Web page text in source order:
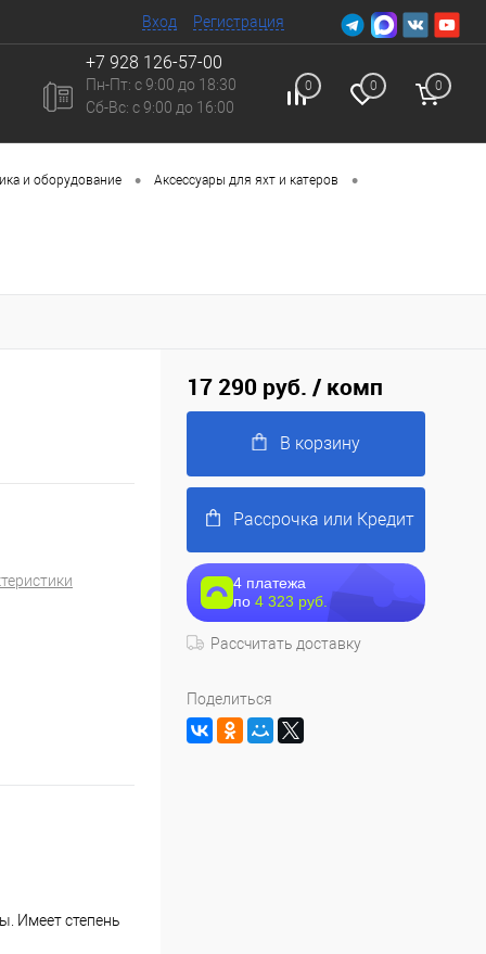
Вход Регистрация
+7 928 126-57-00
Пн-Пт: с 9:00 до 18:30
Сб-Вc: с 9:00 до 16:00
0 0 0
и оборудование • Аксессуары для яхт и катеров •
Имеет степень
17 290 руб. / комп
В корзину
Рассрочка или Кредит
4 платежа
по 4 323 руб.
Рассчитать доставку
Поделиться